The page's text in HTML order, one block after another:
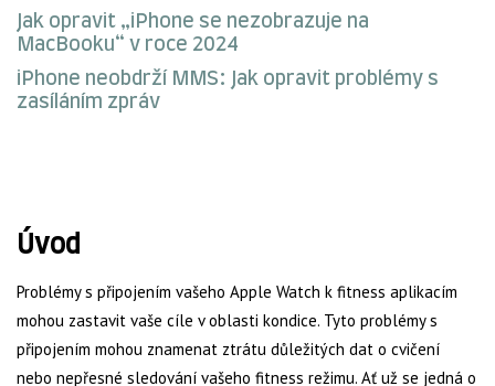
Jak opravit „iPhone se nezobrazuje na
MacBooku“ v roce 2024
iPhone neobdrží MMS: Jak opravit problémy s
zasíláním zpráv
Úvod
Problémy s připojením vašeho Apple Watch k fitness aplikacím
mohou zastavit vaše cíle v oblasti kondice. Tyto problémy s
připojením mohou znamenat ztrátu důležitých dat o cvičení
nebo nepřesné sledování vašeho fitness režimu. Ať už se jedná o